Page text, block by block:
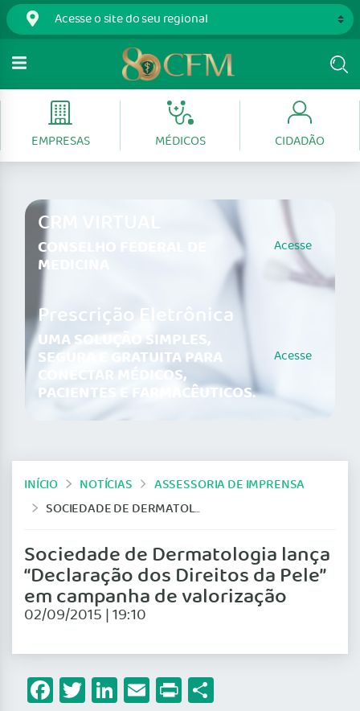
EMPRESAS MÉDICOS CIDADÃO
CRM VIRTUAL
CONSELHO FEDERAL DE
MEDICINA
Acesse
Prescrição Eletrônica
UMA SOLUÇÃO SIMPLES,
SEGURA E GRATUITA PARA
CONECTAR MÉDICOS,
PACIENTES E FARMACÊUTICOS.
Acesse
INÍCIO NOTÍCIAS
ASSESSORIA DE IMPRENSA
SOCIEDADE DE DERMATOLOGIA LANÇA “DECLARAÇÃO DOS DIREITOS DA PELE” EM CAMPANHA DE VALORIZAÇÃO
Sociedade de Dermatologia lança
“Declaração dos Direitos da Pele”
em campanha de valorização
02/09/2015 | 19:10
Facebook
Twitter
LinkedIn
Email
Print